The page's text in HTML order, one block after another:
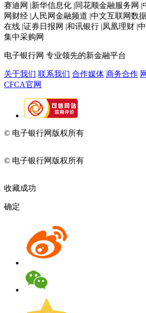
赛迪网 |新华信息化 |同花顺金融服务网 |
网财经 |人民网金融频道 |中文互联网数
在线 |证券日报网 |和讯银行 |凤凰理财 |
集中采购网
电子银行网 专业领先的新金融平台
关于我们 联系我们 合作媒体 商务合作
CFCA官网
© 电子银行网版权所有
© 电子银行网版权所有
收藏成功
确定